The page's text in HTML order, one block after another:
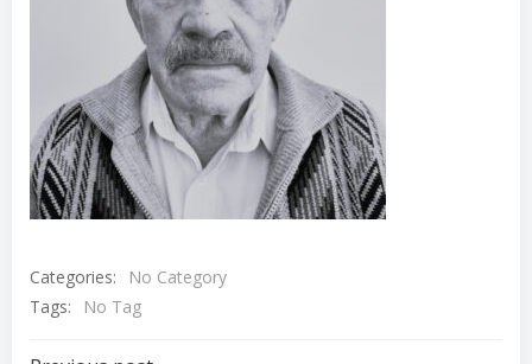
Categories:
No Category
Tags:
No Tag